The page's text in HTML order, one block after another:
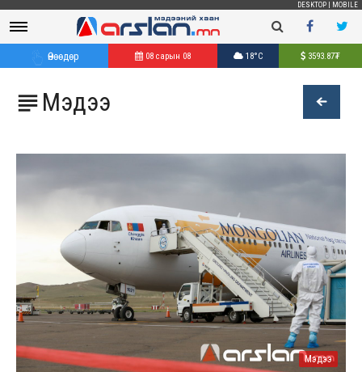
DESKTOP MOBILE
Өнөөдөр 08 сарын 08 18°C 3593.87₮
 Мэдээ
Мэдээ